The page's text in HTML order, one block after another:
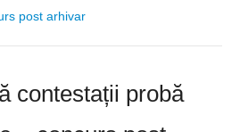
post arhivar
contestații probă